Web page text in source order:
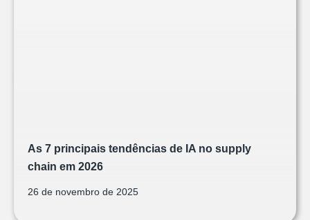
As 7 principais tendências de IA no supply
chain em 2026
26 de novembro de 2025